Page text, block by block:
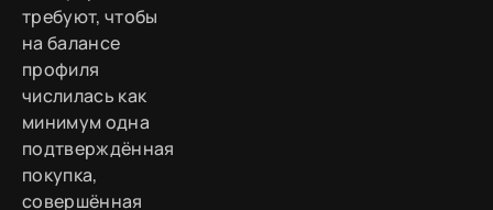
требуют, чтобы
на балансе
профиля
числилась как
минимум одна
подтверждённая
покупка,
совершённая